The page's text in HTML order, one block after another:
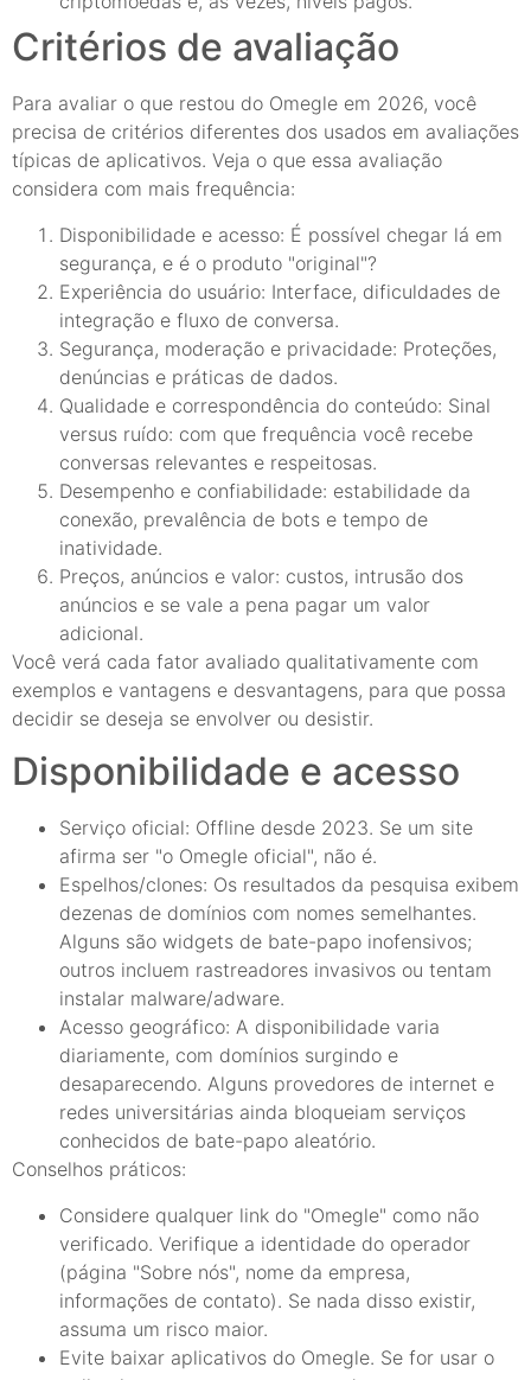
Critérios de avaliação
Para avaliar o que restou do Omegle em 2026, você
precisa de critérios diferentes dos usados em avaliações
típicas de aplicativos. Veja o que essa avaliação
considera com mais frequência:
Disponibilidade e acesso: É possível chegar lá em
segurança, e é o produto "original"?
Experiência do usuário: Interface, dificuldades de
integração e fluxo de conversa.
Segurança, moderação e privacidade: Proteções,
denúncias e práticas de dados.
Qualidade e correspondência do conteúdo: Sinal
versus ruído: com que frequência você recebe
conversas relevantes e respeitosas.
Desempenho e confiabilidade: estabilidade da
conexão, prevalência de bots e tempo de
inatividade.
Preços, anúncios e valor: custos, intrusão dos
anúncios e se vale a pena pagar um valor
adicional.
Você verá cada fator avaliado qualitativamente com
exemplos e vantagens e desvantagens, para que possa
decidir se deseja se envolver ou desistir.
Disponibilidade e acesso
Serviço oficial: Offline desde 2023. Se um site
afirma ser "o Omegle oficial", não é.
Espelhos/clones: Os resultados da pesquisa exibem
dezenas de domínios com nomes semelhantes.
Alguns são widgets de bate-papo inofensivos;
outros incluem rastreadores invasivos ou tentam
instalar malware/adware.
Acesso geográfico: A disponibilidade varia
diariamente, com domínios surgindo e
desaparecendo. Alguns provedores de internet e
redes universitárias ainda bloqueiam serviços
conhecidos de bate-papo aleatório.
Conselhos práticos:
Considere qualquer link do "Omegle" como não
verificado. Verifique a identidade do operador
(página "Sobre nós", nome da empresa,
informações de contato). Se nada disso existir,
assuma um risco maior.
Evite baixar aplicativos do Omegle. Se for usar o